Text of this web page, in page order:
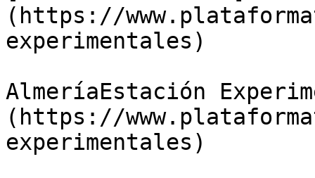
(https://
experimentales)
AlmeríaEstación
(https://
experimentales)